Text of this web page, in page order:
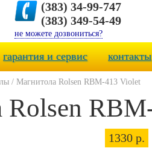
(383) 34-99-747
(383) 349-54-49
не можете дозвониться?
гарантия и сервис контакты
/ Магнитола Rolsen RBM-413 Violet
Rolsen
1330 р.